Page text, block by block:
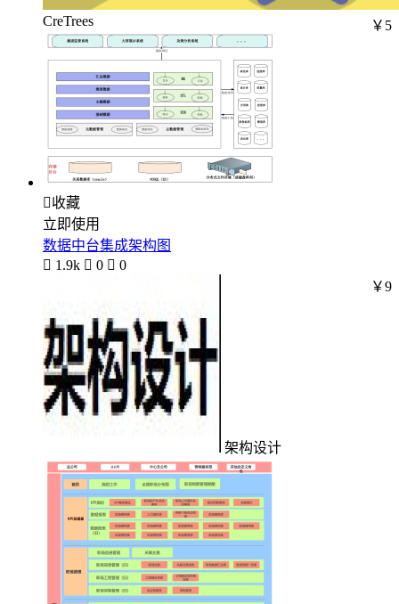
CreTrees ￥5
收藏
立即使用
数据中台集成架构图
 1.9k  0  0
架构设计
￥9